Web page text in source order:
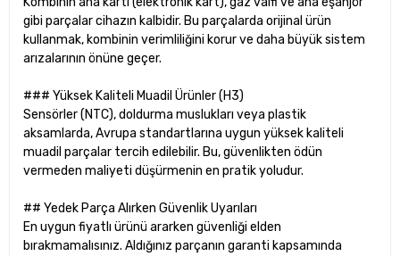
gibi parçalar cihazın kalbidir. Bu parçalarda orijinal ürün
kullanmak, kombinin verimliliğini korur ve daha büyük sistem
arızalarının önüne geçer.
### Yüksek Kaliteli Muadil Ürünler (H3)
Sensörler (NTC), doldurma muslukları veya plastik
aksamlarda, Avrupa standartlarına uygun yüksek kaliteli
muadil parçalar tercih edilebilir. Bu, güvenlikten ödün
vermeden maliyeti düşürmenin en pratik yoludur.
## Yedek Parça Alırken Güvenlik Uyarıları
En uygun fiyatlı ürünü ararken güvenliği elden
bırakmamalısınız. Aldığınız parçanın garanti kapsamında